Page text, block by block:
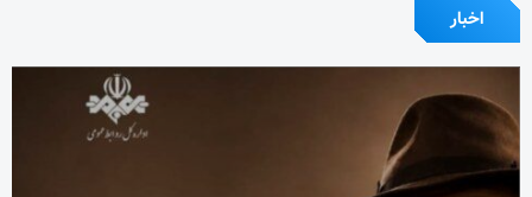
اخبار